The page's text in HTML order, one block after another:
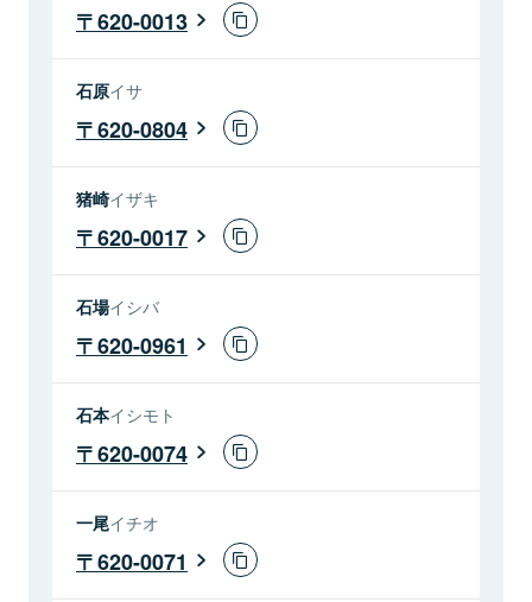
620-0013
石原イサ
620-0804
猪崎イザキ
620-0017
石場イシバ
620-0961
石本イシモト
620-0074
一尾イチオ
620-0071